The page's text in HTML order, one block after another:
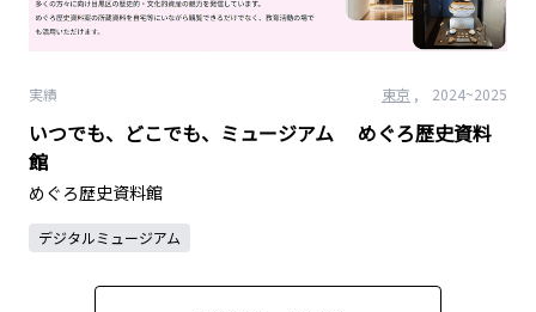
実績 東京 , 2024~2025
いつでも、どこでも、ミュージアム めぐろ歴史資料
館
めぐろ歴史資料館
デジタルミュージアム